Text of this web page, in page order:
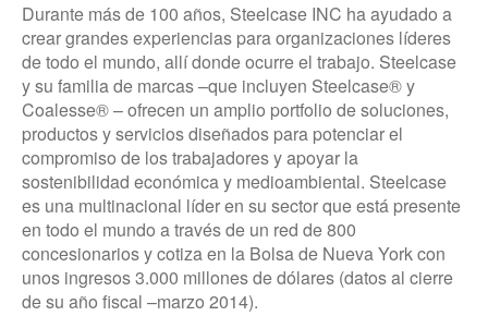
Durante más de 100 años, Steelcase INC ha ayudado a
crear grandes experiencias para organizaciones líderes
de todo el mundo, allí donde ocurre el trabajo. Steelcase
y su familia de marcas –que incluyen Steelcase® y
Coalesse® – ofrecen un amplio portfolio de soluciones,
productos y servicios diseñados para potenciar el
compromiso de los trabajadores y apoyar la
sostenibilidad económica y medioambiental. Steelcase
es una multinacional líder en su sector que está presente
en todo el mundo a través de un red de 800
concesionarios y cotiza en la Bolsa de Nueva York con
unos ingresos 3.000 millones de dólares (datos al cierre
de su año fiscal –marzo 2014).